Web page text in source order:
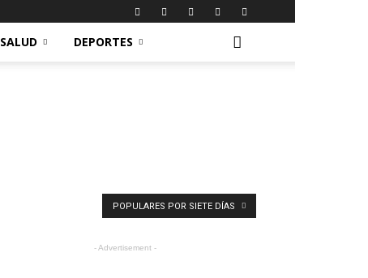
SALUD DEPORTES
POPULARES POR SIETE DÍAS
- Advertisement -